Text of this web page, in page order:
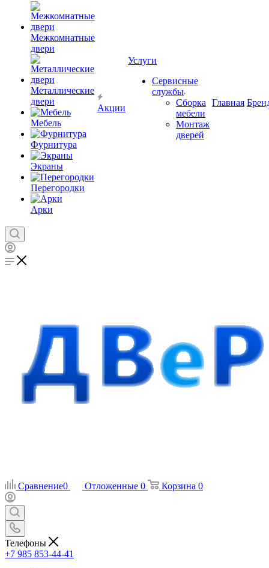
Межкомнатные
двери
Металлические
двери
Мебель
Фурнитура
Экраны
Перегородки
Арки
Акции
Услуги
Сервисные
службы
Сборка
мебели
Монтаж
дверей
Главная
Сравнение0 Отложенные 0 Корзина 0
Телефоны
+7 985 853-44-41